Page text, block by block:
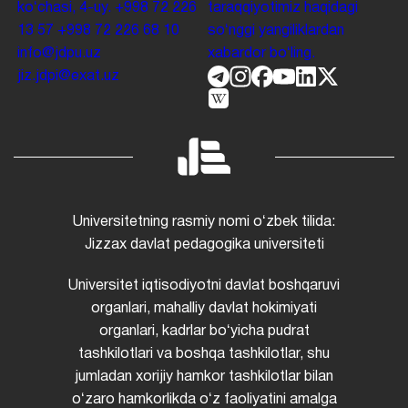
koʻchasi, 4-uy. +998 72 226
13 57 +998 72 226 68 10
info@jdpu.uz
jiz.jdpi@exat.uz
taraqqiyotimiz haqidagi
soʻnggi yangiliklardan
xabardor boʻling.
Universitetning rasmiy nomi oʻzbek tilida:
Jizzax davlat pedagogika universiteti
Universitet iqtisodiyotni davlat boshqaruvi
organlari, mahalliy davlat hokimiyati
organlari, kadrlar boʻyicha pudrat
tashkilotlari va boshqa tashkilotlar, shu
jumladan xorijiy hamkor tashkilotlar bilan
oʻzaro hamkorlikda oʻz faoliyatini amalga